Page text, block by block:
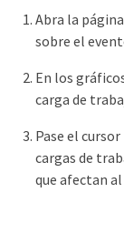
Abra la
sobre el
En los
carga de
Pase el
cargas de
que afectan